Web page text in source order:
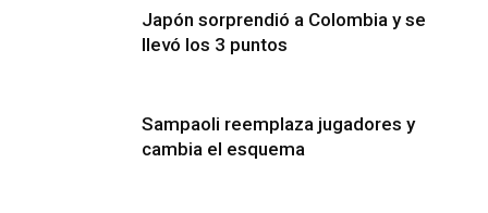
Japón sorprendió a Colombia y se
llevó los 3 puntos
Sampaoli reemplaza jugadores y
cambia el esquema